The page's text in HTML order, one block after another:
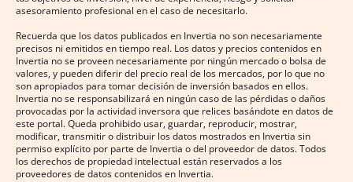
asesoramiento profesional en el caso de necesitarlo.
Recuerda que los datos publicados en Invertia no son necesariamente
precisos ni emitidos en tiempo real. Los datos y precios contenidos en
Invertia no se proveen necesariamente por ningún mercado o bolsa de
valores, y pueden diferir del precio real de los mercados, por lo que no
son apropiados para tomar decisión de inversión basados en ellos.
Invertia no se responsabilizará en ningún caso de las pérdidas o daños
provocadas por la actividad inversora que relices basándote en datos de
este portal. Queda prohibido usar, guardar, reproducir, mostrar,
modificar, transmitir o distribuir los datos mostrados en Invertia sin
permiso explícito por parte de Invertia o del proveedor de datos. Todos
los derechos de propiedad intelectual están reservados a los
proveedores de datos contenidos en Invertia.